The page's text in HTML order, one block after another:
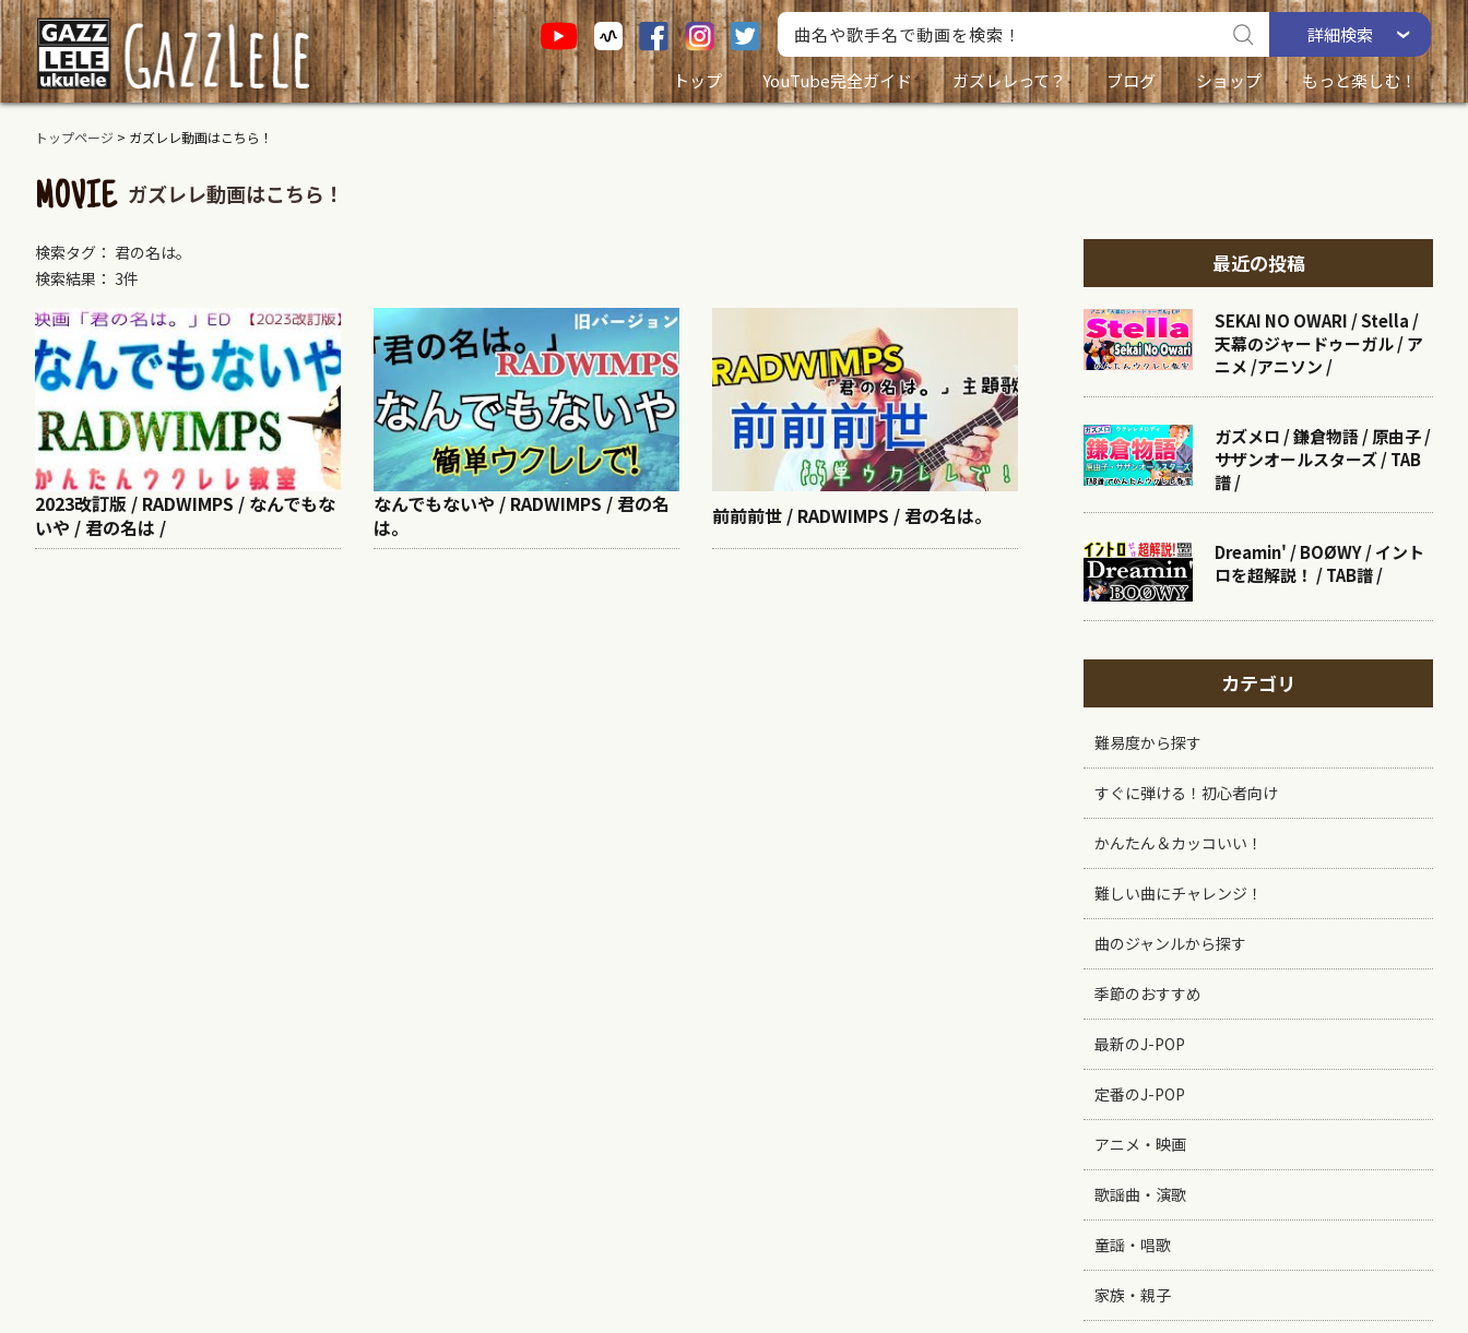
詳細検索
トップ
YouTube完全ガイド ガズレレって？ ブログ ショップ もっと楽しむ！
トップページ > ガズレレ動画はこちら！
MOVIE ガズレレ動画はこちら！
検索タグ： 君の名は。
検索結果： 3件
2023改訂版 / RADWIMPS / なんでもな
いや / 君の名は /
なんでもないや / RADWIMPS / 君の名
は。
前前前世 / RADWIMPS / 君の名は。
最近の投稿
SEKAI NO OWARI / Stella /
天幕のジャードゥーガル / ア
ニメ /アニソン /
ガズメロ / 鎌倉物語 / 原由子 /
サザンオールスターズ / TAB
譜 /
Dreamin' / BOØWY / イント
ロを超解説！ / TAB譜 /
カテゴリ
難易度から探す
すぐに弾ける！初心者向け
かんたん＆カッコいい！
難しい曲にチャレンジ！
曲のジャンルから探す
季節のおすすめ
最新のJ-POP
定番のJ-POP
アニメ・映画
歌謡曲・演歌
童謡・唱歌
家族・親子